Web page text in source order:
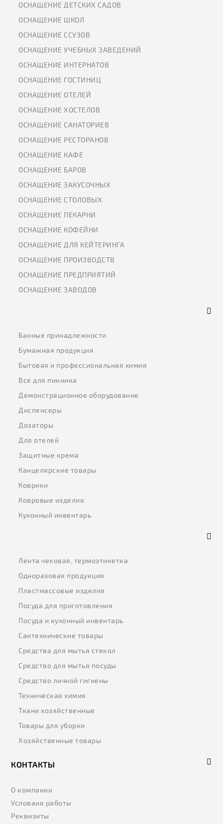
ОСНАЩЕНИЕ ДЕТСКИХ САДОВ
ОСНАЩЕНИЕ ШКОЛ
ОСНАЩЕНИЕ ССУЗОВ
ОСНАЩЕНИЕ УЧЕБНЫХ ЗАВЕДЕНИЙ
ОСНАЩЕНИЕ ИНТЕРНАТОВ
ОСНАЩЕНИЕ ГОСТИНИЦ
ОСНАЩЕНИЕ ОТЕЛЕЙ
ОСНАЩЕНИЕ ХОСТЕЛОВ
ОСНАЩЕНИЕ САНАТОРИЕВ
ОСНАЩЕНИЕ РЕСТОРАНОВ
ОСНАЩЕНИЕ КАФЕ
ОСНАЩЕНИЕ БАРОВ
ОСНАЩЕНИЕ ЗАКУСОЧНЫХ
ОСНАЩЕНИЕ СТОЛОВЫХ
ОСНАЩЕНИЕ ПЕКАРНИ
ОСНАЩЕНИЕ КОФЕЙНИ
ОСНАЩЕНИЕ ДЛЯ КЕЙТЕРИНГА
ОСНАЩЕНИЕ ПРОИЗВОДСТВ
ОСНАЩЕНИЕ ПРЕДПРИЯТИЙ
ОСНАЩЕНИЕ ЗАВОДОВ
Банные принадлежности
Бумажная продукция
Бытовая и профессиональная химия
Все для пикника
Демонстрационное оборудование
Диспенсеры
Дозаторы
Для отелей
Защитные крема
Канцелярские товары
Коврики
Ковровые изделия
Кухонный инвентарь
Лента чековая, термоэтикетка
Одноразовая продукция
Пластмассовые изделия
Посуда для приготовления
Посуда и кухонный инвентарь
Сантехнические товары
Средства для мытья стекол
Средство для мытья посуды
Средство личной гигиены
Техническая химия
Ткани хозяйственные
Товары для уборки
Хозяйственные товары
КОНТАКТЫ
О компании
Условаия работы
Реквизиты